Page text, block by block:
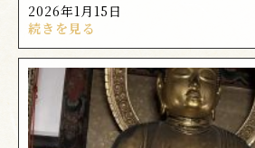
2026年1月15日
続きを見る